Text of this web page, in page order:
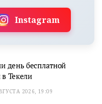
Instagram
день бесплатной
Текели
2026, 19:09